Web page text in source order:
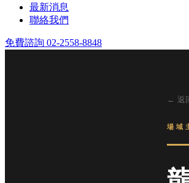
最新消息
聯絡我們
免費諮詢 02-2558-8848
← 返
場域